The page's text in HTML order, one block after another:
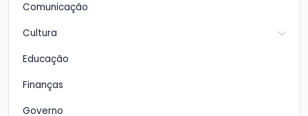
Comunicação
Cultura
Educação
Finanças
Governo